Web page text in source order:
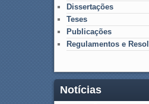
Dissertações
Teses
Publicações
Regulamentos e
Notícias